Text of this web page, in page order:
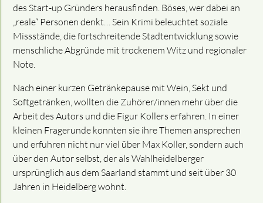
des Start-up Gründers herausfinden. Böses, wer dabei an
„reale“ Personen denkt… Sein Krimi beleuchtet soziale
Missstände, die fortschreitende Stadtentwicklung sowie
menschliche Abgründe mit trockenem Witz und regionaler
Note.
Nach einer kurzen Getränkepause mit Wein, Sekt und
Softgetränken, wollten die Zuhörer/innen mehr über die
Arbeit des Autors und die Figur Kollers erfahren. In einer
kleinen Fragerunde konnten sie ihre Themen ansprechen
und erfuhren nicht nur viel über Max Koller, sondern auch
über den Autor selbst, der als Wahlheidelberger
ursprünglich aus dem Saarland stammt und seit über 30
Jahren in Heidelberg wohnt.